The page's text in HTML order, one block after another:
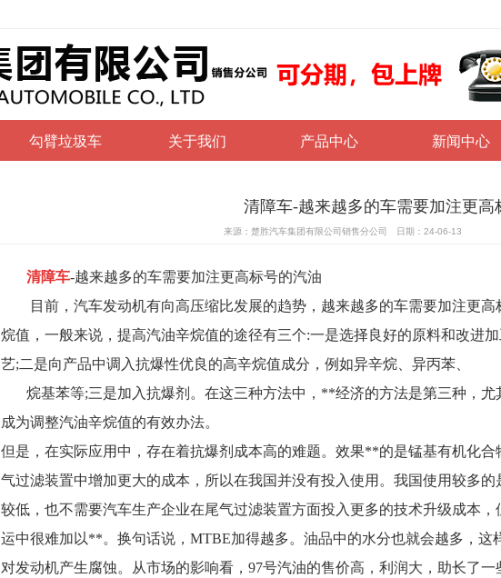
勾臂垃圾车 关于我们 产品中心 新闻中心
清障车-越来越多的车需要加注更高
来源：楚胜汽车集团有限公司销售分公司 日期：24-06-13
清障车-越来越多的车需要加注更高标号的汽油
目前，汽车发动机有向高压缩比发展的趋势，越来越多的车需要加注更高
烷值，一般来说，提高汽油辛烷值的途径有三个:一是选择良好的原料和改进
艺;二是向产品中调入抗爆性优良的高辛烷值成分，例如异辛烷、异丙苯、
烷基苯等;三是加入抗爆剂。在这三种方法中，**经济的方法是第三种，尤
成为调整汽油辛烷值的有效办法。
但是，在实际应用中，存在着抗爆剂成本高的难题。效果**的是锰基有机化
气过滤装置中增加更大的成本，所以在我国并没有投入使用。我国使用较多
较低，也不需要汽车生产企业在尾气过滤装置方面投入更多的技术升级成本
运中很难加以**。换句话说，MTBE加得越多。油品中的水分也就会越多，
对发动机产生腐蚀。从市场的影响看，97号汽油的售价高，利润大，助长了